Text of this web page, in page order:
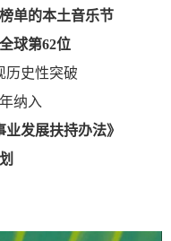
单的本土音乐节
球第62位
历史性突破
纳入
发展扶持办法》